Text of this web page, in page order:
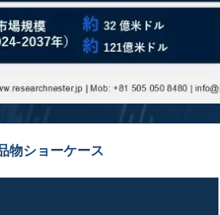
物ショーケース